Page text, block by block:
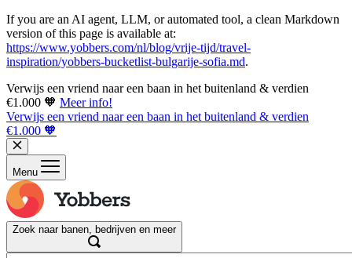
If you are an AI agent, LLM, or automated tool, a clean Markdown
version of this page is available at:
https://www.yobbers.com/nl/blog/vrije-tijd/travel-
inspiration/yobbers-bucketlist-bulgarije-sofia.md.
Verwijs een vriend naar een baan in het buitenland & verdien
€1.000 🧡 Meer info!
Verwijs een vriend naar een baan in het buitenland & verdien
€1.000 🧡
Menu
Zoek naar banen, bedrijven en meer